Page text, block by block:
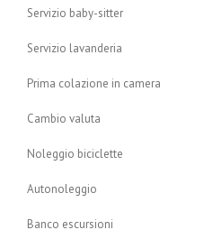
Servizio baby-sitter
Servizio lavanderia
Prima colazione in camera
Cambio valuta
Noleggio biciclette
Autonoleggio
Banco escursioni